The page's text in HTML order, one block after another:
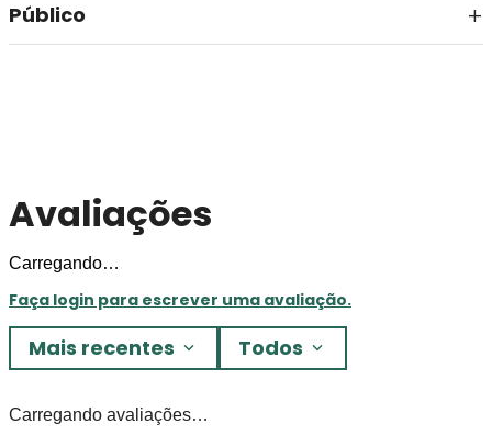
Público
Avaliações
Carregando…
Faça login para escrever uma avaliação.
Mais recentes Todos
Carregando avaliações…